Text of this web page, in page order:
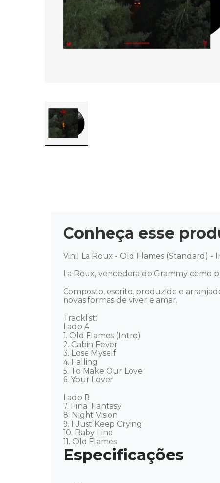
Conheça esse
Vinil La Roux - Old Flames (Standard) -
La Roux, vencedora do Grammy
Composto, escrito, produzido e
novas formas de viver e amar.
Tracklist:
Lado A
1. Old Flames (Intro)
2. Cabin Fever
3. Lose Myself
4. Falling
5. To Make Our Love
6. Your Lover
Lado B
7. Final Fantasy
8. Night Vision
9. I Just Keep Crying
10. Baby Line
11. Old Flames